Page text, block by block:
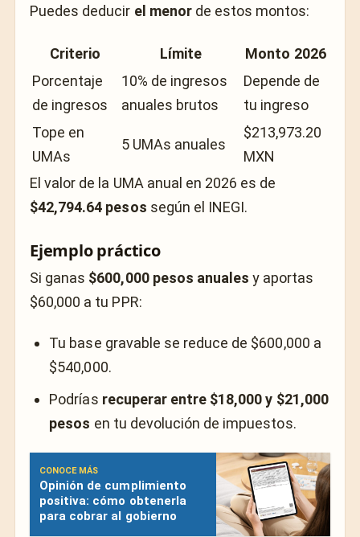
Puedes deducir el menorde estos montos:
Criterio Límite
Monto 2026
Porcentaje
de ingresos
10% de ingresos
anuales brutos
Depende de
tu ingreso
Tope en
UMAs
5 UMAs anuales
$213,973.20
MXN
El valor de la UMA anual en 2026 es de
$42,794.64 pesos según el INEGI.
Ejemplo práctico
Si ganas $600,000 pesos anuales y aportas
$60,000 a tu PPR:
Tu base gravable se reduce de $600,000 a
$540,000.
Podrías recuperar entre $18,000 y $21,000
pesos en tu devolución de impuestos.
CONOCE MÁS
Opinión de cumplimiento
positiva: cómo obtenerla
para cobrar al gobierno